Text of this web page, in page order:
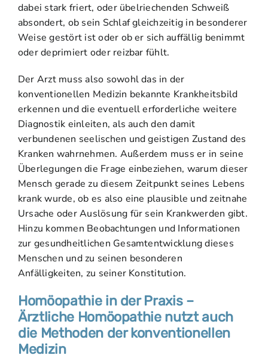
dabei stark friert, oder übelriechenden Schweiß
absondert, ob sein Schlaf gleichzeitig in besonderer
Weise gestört ist oder ob er sich auffällig benimmt
oder deprimiert oder reizbar fühlt.
Der Arzt muss also sowohl das in der
konventionellen Medizin bekannte Krankheitsbild
erkennen und die eventuell erforderliche weitere
Diagnostik einleiten, als auch den damit
verbundenen seelischen und geistigen Zustand des
Kranken wahrnehmen. Außerdem muss er in seine
Überlegungen die Frage einbeziehen, warum dieser
Mensch gerade zu diesem Zeitpunkt seines Lebens
krank wurde, ob es also eine plausible und zeitnahe
Ursache oder Auslösung für sein Krankwerden gibt.
Hinzu kommen Beobachtungen und Informationen
zur gesundheitlichen Gesamtentwicklung dieses
Menschen und zu seinen besonderen
Anfälligkeiten, zu seiner Konstitution.
Homöopathie in der Praxis –
Ärztliche Homöopathie nutzt auch
die Methoden der konventionellen
Medizin